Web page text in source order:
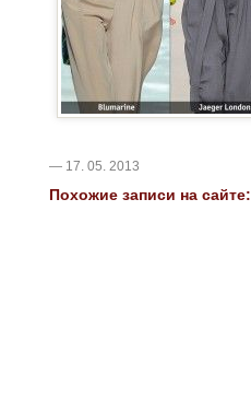
— 17. 05. 2013
Похожие записи на сайте: